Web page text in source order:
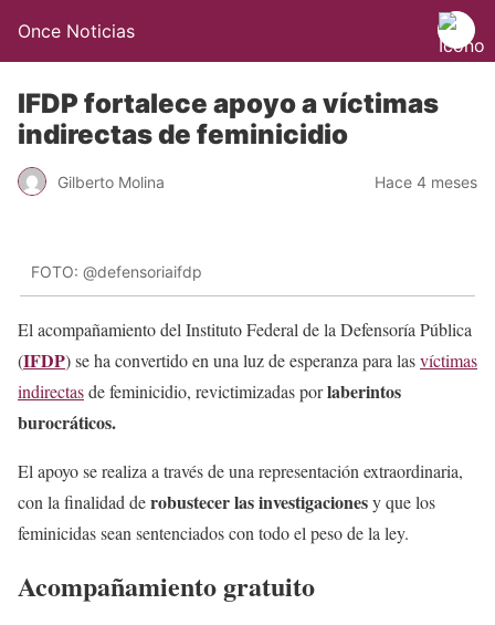
Once Noticias
IFDP fortalece apoyo a víctimas
indirectas de feminicidio
Gilberto Molina Hace 4 meses
FOTO: @defensoriaifdp
El acompañamiento del Instituto Federal de la Defensoría Pública
(IFDP) se ha convertido en una luz de esperanza para lasvíctimas
indirectasde feminicidio, revictimizadas porlaberintos
burocráticos.
El apoyo se realiza a través de una representación extraordinaria,
con la finalidad derobustecer las investigacionesy que los
feminicidas sean sentenciados con todo el peso de la ley.
Acompañamiento gratuito